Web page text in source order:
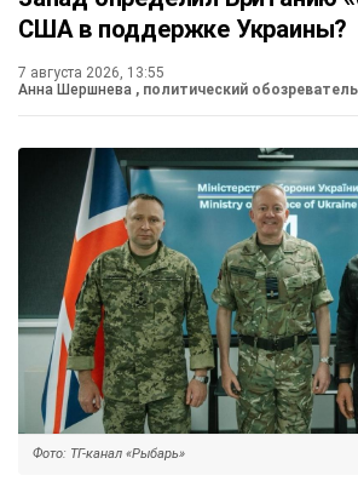
США в поддержке Украины?
7 августа 2026, 13:55
Анна Шершнева , политический
Фото: ТГ-канал «Рыбарь»